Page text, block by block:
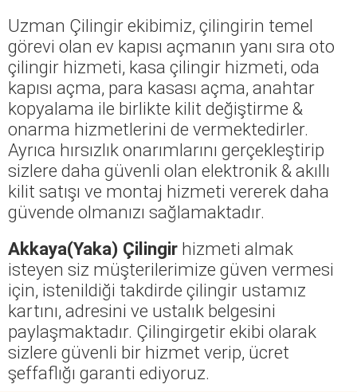
Uzman Çilingir ekibimiz, çilingirin temel
görevi olan ev kapısı açmanın yanı sıra oto
çilingir hizmeti, kasa çilingir hizmeti, oda
kapısı açma, para kasası açma, anahtar
kopyalama ile birlikte kilit değiştirme &
onarma hizmetlerini de vermektedirler.
Ayrıca hırsızlık onarımlarını gerçekleştirip
sizlere daha güvenli olan elektronik & akıllı
kilit satışı ve montaj hizmeti vererek daha
güvende olmanızı sağlamaktadır.
Akkaya(Yaka) Çilingir hizmeti almak
isteyen siz müşterilerimize güven vermesi
için, istenildiği takdirde çilingir ustamız
kartını, adresini ve ustalık belgesini
paylaşmaktadır. Çilingirgetir ekibi olarak
sizlere güvenli bir hizmet verip, ücret
şeffaflığı garanti ediyoruz.